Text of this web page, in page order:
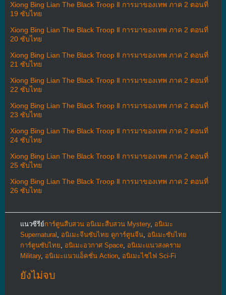
Xiong Bing Lian The Black Troop Ⅱ การมาของเทพ ภาค 2 ตอนที่
19 ซับไทย
Xiong Bing Lian The Black Troop Ⅱ การมาของเทพ ภาค 2 ตอนที่
20 ซับไทย
Xiong Bing Lian The Black Troop Ⅱ การมาของเทพ ภาค 2 ตอนที่
21 ซับไทย
Xiong Bing Lian The Black Troop Ⅱ การมาของเทพ ภาค 2 ตอนที่
22 ซับไทย
Xiong Bing Lian The Black Troop Ⅱ การมาของเทพ ภาค 2 ตอนที่
23 ซับไทย
Xiong Bing Lian The Black Troop Ⅱ การมาของเทพ ภาค 2 ตอนที่
24 ซับไทย
Xiong Bing Lian The Black Troop Ⅱ การมาของเทพ ภาค 2 ตอนที่
25 ซับไทย
Xiong Bing Lian The Black Troop Ⅱ การมาของเทพ ภาค 2 ตอนที่
26 ซับไทย
แนวซีรีย์การ์ตูนสืบสวน อนิเมะสืบสวน Mystery, อนิเมะ
Supernatural
อนิเมะจีนซับไทย ดูการ์ตูนจีน, อนิเมะซับไทย
การ์ตูนซับไทย
อนิเมะอวกาศ Space, อนิเมะแนวสงคราม
Military, อนิเมะแนวแอ็คชั่น Action, อนิเมะไซไฟ Sci-Fi
ยังไม่จบ